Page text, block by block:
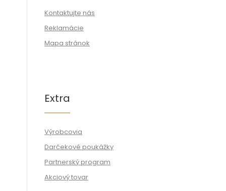
Kontaktujte nás
Reklamácie
Mapa stránok
Extra
Výrobcovia
Darčekové poukážky
Partnerský program
Akciový tovar